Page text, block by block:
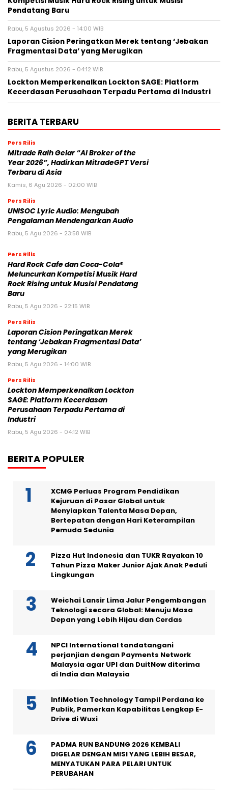
Pendatang Baru
Rabu, 5 Agustus 2026 - 14:00 WIB
Laporan Cision Peringatkan Merek tentang ‘Jebakan
Fragmentasi Data’ yang Merugikan
Rabu, 5 Agustus 2026 - 04:12 WIB
Lockton Memperkenalkan Lockton SAGE: Platform
Kecerdasan Perusahaan Terpadu Pertama di Industri
BERITA TERBARU
Pers Rilis
Mitrade Raih Gelar “AI Broker of the
Year 2026”, Hadirkan MitradeGPT Versi
Terbaru di Asia
Kamis, 6 Agu 2026 - 02:00 WIB
Pers Rilis
UNISOC Lyric Audio: Mengubah
Pengalaman Mendengarkan Audio
Rabu, 5 Agu 2026 - 23:58 WIB
Pers Rilis
Hard Rock Cafe dan Coca-Cola®
Meluncurkan Kompetisi Musik Hard
Rock Rising untuk Musisi Pendatang
Baru
Rabu, 5 Agu 2026 - 22:15 WIB
Pers Rilis
Laporan Cision Peringatkan Merek
tentang ‘Jebakan Fragmentasi Data’
yang Merugikan
Rabu, 5 Agu 2026 - 14:00 WIB
Pers Rilis
Lockton Memperkenalkan Lockton
SAGE: Platform Kecerdasan
Perusahaan Terpadu Pertama di
Industri
Rabu, 5 Agu 2026 - 04:12 WIB
BERITA POPULER
XCMG Perluas Program Pendidikan
Kejuruan di Pasar Global untuk
Menyiapkan Talenta Masa Depan,
Bertepatan dengan Hari Keterampilan
Pemuda Sedunia
Pizza Hut Indonesia dan TUKR Rayakan 10
Tahun Pizza Maker Junior Ajak Anak Peduli
Lingkungan
Weichai Lansir Lima Jalur Pengembangan
Teknologi secara Global: Menuju Masa
Depan yang Lebih Hijau dan Cerdas
NPCI International tandatangani
perjanjian dengan Payments Network
Malaysia agar UPI dan DuitNow diterima
di India dan Malaysia
InfiMotion Technology Tampil Perdana ke
Publik, Pamerkan Kapabilitas Lengkap E-
Drive di Wuxi
PADMA RUN BANDUNG 2026 KEMBALI
DIGELAR DENGAN MISI YANG LEBIH BESAR,
MENYATUKAN PARA PELARI UNTUK
PERUBAHAN